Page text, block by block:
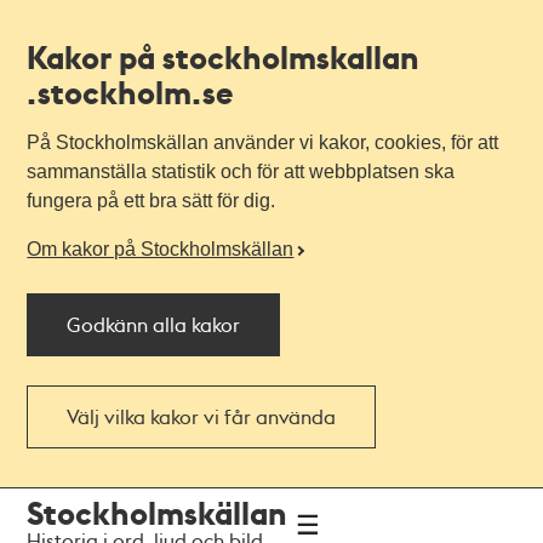
Kakor på stockholmskallan
.stockholm.se
På Stockholmskällan använder vi kakor, cookies, för att
sammanställa statistik och för att webbplatsen ska
fungera på ett bra sätt för dig.
Om kakor på Stockholmskällan
Godkänn alla kakor
Välj vilka kakor vi får använda
navigationen
huvudinnehållet
Stockholmskällan